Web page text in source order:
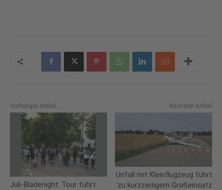
Vorheriger Artikel
Juli-Bladenight: Tour führt
Nächster Artikel
Unfall mit Kleinflugzeug führt
zu kurzzeitigem Großeinsatz